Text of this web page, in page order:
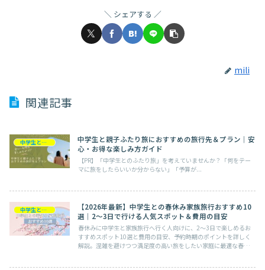
シェアする
mili
関連記事
中学生との旅行
中学生と親子ふたり旅におすすめの旅行先＆プラン｜安
心・お得な楽しみ方ガイド
【PR】「中学生とのふたり旅」を考えていませんか？「何をテー
マに旅をしたらいいか分からない」「予算が...
中学生との旅行
【2026年最新】中学生との春休み家族旅行おすすめ10
選｜2〜3日で行ける人気スポット＆費用の目安
春休みに中学生と家族旅行へ行く人向けに、2〜3日で楽しめるお
すすめスポット10選と費用の目安、予約時期のポイントを詳しく
解説。混雑を避けつつ満足度の高い旅をしたい家庭に最適な春休み